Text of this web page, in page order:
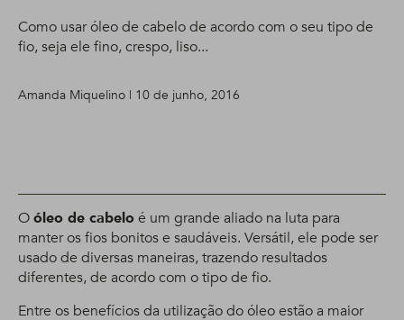
Como usar óleo de cabelo de acordo com o seu tipo de
fio, seja ele fino, crespo, liso...
Amanda Miquelino | 10 de junho, 2016
Oóleo de cabelo é um grande aliado na luta para
manter os fios bonitos e saudáveis. Versátil, ele pode ser
usado de diversas maneiras, trazendo resultados
diferentes, de acordo com o tipo de fio.
Entre os benefícios da utilização do óleo estão a maior